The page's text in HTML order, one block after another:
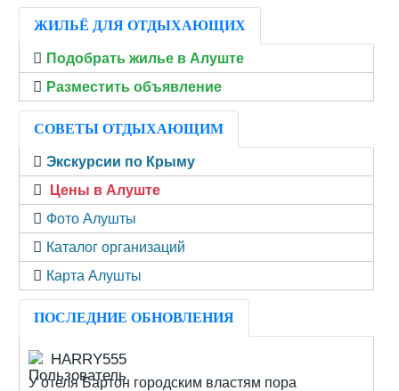
ЖИЛЬЁ ДЛЯ ОТДЫХАЮЩИХ
Подобрать жилье в Алуште
Разместить объявление
СОВЕТЫ ОТДЫХАЮЩИМ
Экскурсии по Крыму
Цены в Алуште
Фото Алушты
Каталог организаций
Карта Алушты
ПОСЛЕДНИЕ ОБНОВЛЕНИЯ
HARRY555
У отеля Бартон городским властям пора